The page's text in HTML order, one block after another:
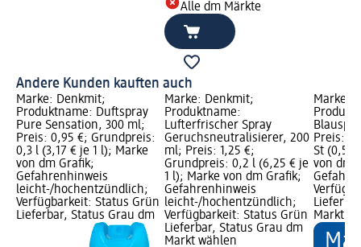
Alle dm Märkte
Andere Kunden kauften auch
Marke: Denkmit;
Produktname: Duftspray
Pure Sensation, 300 ml;
Preis: 0,95 €; Grundpreis:
0,3 l (3,17 € je 1 l); Marke
von dm Grafik;
Gefahrenhinweis
leicht-/hochentzündlich;
Verfügbarkeit: Status Grün
Lieferbar, Status Grau dm
Marke: Denkmit;
Produktname:
Lufterfrischer Spray
Geruchsneutralisierer, 200
ml; Preis: 1,25 €;
Grundpreis: 0,2 l (6,25 € je
1 l); Marke von dm Grafik;
Gefahrenhinweis
leicht-/hochentzündlich;
Verfügbarkeit: Status Grün
Lieferbar, Status Grau dm
Markt wählen
Marke:
Preis:
St (0,58
von dm
Markt